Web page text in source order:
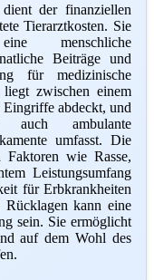
der finanziellen
Tierarztkosten. Sie
menschliche
Beiträge und
für medizinische
liegt zwischen einem
abdeckt, und
ambulante
umfasst. Die
wie Rasse,
Leistungsumfang
für Erbkrankheiten
kann eine
sein. Sie ermöglicht
auf dem Wohl des